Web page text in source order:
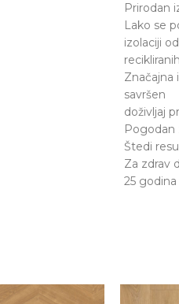
Prirodan
Lako se
izolaciji od
Značajna
savršen
doživljaj
Pogodan
Štedi
Za zdrav
25